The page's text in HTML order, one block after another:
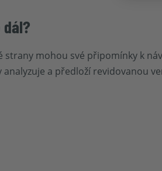
dál?
strany mohou své připomínky k
a předloží revidovanou